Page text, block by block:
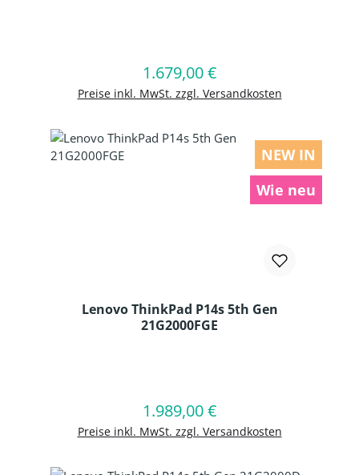
Regulärer Preis:
1.679,00 €
Preise inkl. MwSt. zzgl. Versandkosten
In den Warenkorb
NEW IN
Wie neu
Lenovo ThinkPad P14s 5th Gen
21G2000FGE
Regulärer Preis:
1.989,00 €
Preise inkl. MwSt. zzgl. Versandkosten
In den Warenkorb